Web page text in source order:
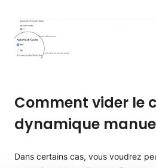
Comment vider le
dynamique
Dans certains cas, vous voudrez